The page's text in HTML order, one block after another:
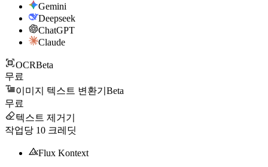
Gemini
Deepseek
ChatGPT
Claude
OCRBeta
무료
이미지 텍스트 변환기 Beta
무료
텍스트 제거기
작업당 10 크레딧
Flux Kontext